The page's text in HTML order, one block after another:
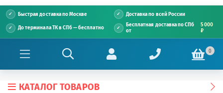
Быстрая доставка по Москве Доставка по всей России
До терминала ТК в СПб — бесплатно
Бесплатная доставка по СПб
от
5 000
₽
0
КАТАЛОГ ТОВАРОВ